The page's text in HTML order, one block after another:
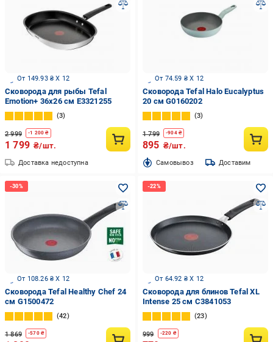
От 149.93 ₴ X 12
Сковорода для рыбы Tefal
Emotion+ 36x26 см E3321255
3
2 999 -1 200 ₴
1 799 ₴/шт.
Доставка недоступна
От 74.59 ₴ X 12
Сковорода Tefal Halo Eucalyptus
20 см G0160202
3
1 799 -904₴
895 ₴/шт.
Cамовывоз Доставим
От 108.26 ₴ X 12
Сковорода Tefal Healthy Chef 24
см G1500472
42
1 869 -570₴
От 64.92 ₴ X 12
Сковорода для блинов Tefal XL
Intense 25 см C3841053
23
999 -220 ₴